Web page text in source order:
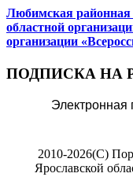
Любимская районная
областной
организации
ПОДПИСКА НА
Электронная
2010-2026(С)
Ярославской